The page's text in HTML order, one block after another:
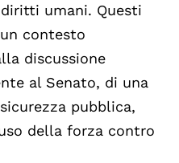
umani. Questi
contesto
discussione
al Senato, di una
pubblica,
della forza contro